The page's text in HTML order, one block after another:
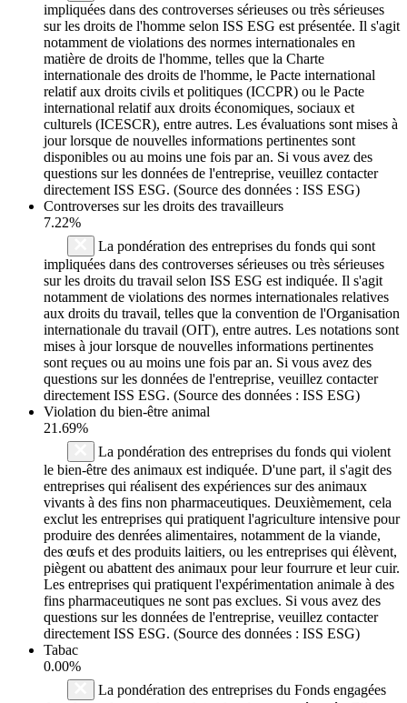
impliquées dans des controverses sérieuses ou très sérieuses
sur les droits de l'homme selon ISS ESG est présentée. Il s'agit
notamment de violations des normes internationales en
matière de droits de l'homme, telles que la Charte
internationale des droits de l'homme, le Pacte international
relatif aux droits civils et politiques (ICCPR) ou le Pacte
international relatif aux droits économiques, sociaux et
culturels (ICESCR), entre autres. Les évaluations sont mises à
jour lorsque de nouvelles informations pertinentes sont
disponibles ou au moins une fois par an. Si vous avez des
questions sur les données de l'entreprise, veuillez contacter
directement ISS ESG. (Source des données : ISS ESG)
Controverses sur les droits des travailleurs
7.22%
La pondération des entreprises du fonds qui sont
impliquées dans des controverses sérieuses ou très sérieuses
sur les droits du travail selon ISS ESG est indiquée. Il s'agit
notamment de violations des normes internationales relatives
aux droits du travail, telles que la convention de l'Organisation
internationale du travail (OIT), entre autres. Les notations sont
mises à jour lorsque de nouvelles informations pertinentes
sont reçues ou au moins une fois par an. Si vous avez des
questions sur les données de l'entreprise, veuillez contacter
directement ISS ESG. (Source des données : ISS ESG)
Violation du bien-être animal
21.69%
La pondération des entreprises du fonds qui violent
le bien-être des animaux est indiquée. D'une part, il s'agit des
entreprises qui réalisent des expériences sur des animaux
vivants à des fins non pharmaceutiques. Deuxièmement, cela
exclut les entreprises qui pratiquent l'agriculture intensive pour
produire des denrées alimentaires, notamment de la viande,
des œufs et des produits laitiers, ou les entreprises qui élèvent,
piègent ou abattent des animaux pour leur fourrure et leur cuir.
Les entreprises qui pratiquent l'expérimentation animale à des
fins pharmaceutiques ne sont pas exclues. Si vous avez des
questions sur les données de l'entreprise, veuillez contacter
directement ISS ESG. (Source des données : ISS ESG)
Tabac
0.00%
La pondération des entreprises du Fonds engagées